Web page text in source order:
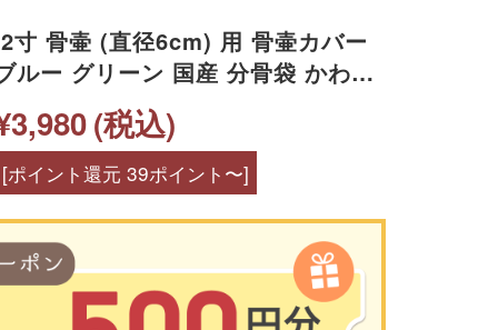
寸 骨壷 (直径6cm) 用 骨壷カバー
リーン 国産 分骨袋 かわい
骨箱 骨壺カバー 骨覆 覆袋 覆い袋
天使ママ 袋 カバー 人間用
(税込)
[ポイント還元 39ポイント〜]